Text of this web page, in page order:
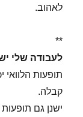
לאהוב.
**
לעבודה שלי
תופעות הלוואי
קבלה.
ישנן גם